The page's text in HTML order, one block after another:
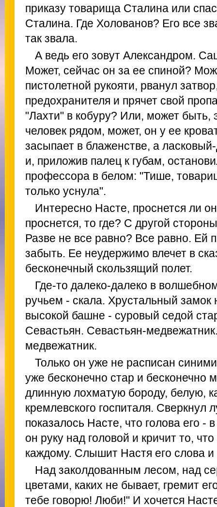
приказу товарища Сталина или
Сталина. Где Холованов? Его все
так звала.
А ведь его зовут Александром.
Может, сейчас он за ее спиной?
пистолетной рукояти, рванул
предохранителя и прячет свой
"Лахти" в кобуру? Или, может быть,
человек рядом, может, он у ее
засыпает в блаженстве, а
и, приложив палец к губам,
профессора в белом: "Тише,
только уснула".
Интересно Насте, проснется ли
проснется, то где? С другой
Разве не все равно? Все равно. Ей
забыть. Ее неудержимо влечет в
бесконечный скользящий полет.
Где-то далеко-далеко в
ручьем - скала. Хрустальный
высокой башне - суровый седой
Севастьян. Севастьян-
медвежатник.
Только он уже не расписан
уже бесконечно стар и бесконечно
длинную лохматую бороду, белую,
кремлевского госпиталя. Сверкнул
показалось Насте, что голова его -
он руку над головой и кричит то,
каждому. Слышит Настя его слова и
Над заколдованным лесом, над
цветами, каких не бывает, гремит
тебе говорю! Люби!" И хочется